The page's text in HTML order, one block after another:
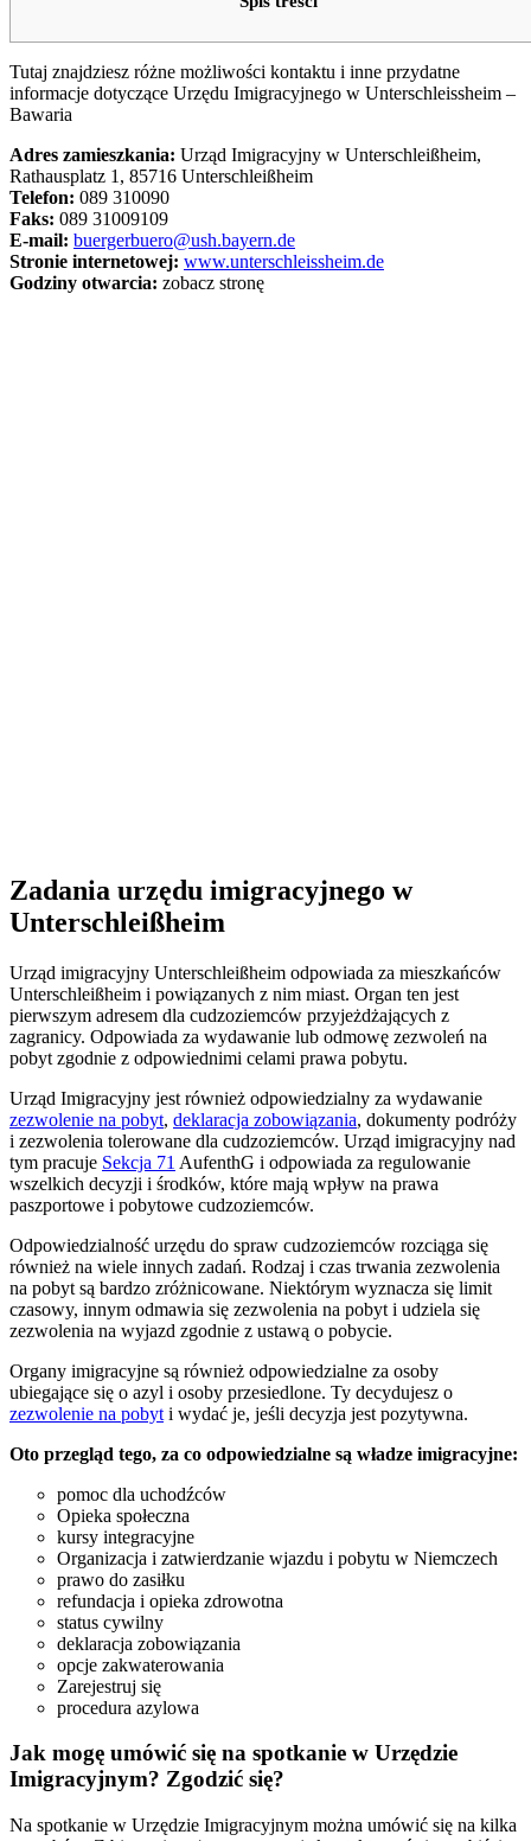
Tutaj znajdziesz różne możliwości kontaktu i inne przydatne
informacje dotyczące Urzędu Imigracyjnego w Unterschleissheim –
Bawaria
Adres zamieszkania: Urząd Imigracyjny w Unterschleißheim,
Rathausplatz 1, 85716 Unterschleißheim
Telefon: 089 310090
Faks: 089 31009109
E-mail: buergerbuero@ush.bayern.de
Stronie internetowej: www.unterschleissheim.de
Godziny otwarcia: zobacz stronę
Zadania urzędu imigracyjnego w
Unterschleißheim
Urząd imigracyjny Unterschleißheim odpowiada za mieszkańców
Unterschleißheim i powiązanych z nim miast. Organ ten jest
pierwszym adresem dla cudzoziemców przyjeżdżających z
zagranicy. Odpowiada za wydawanie lub odmowę zezwoleń na
pobyt zgodnie z odpowiednimi celami prawa pobytu.
Urząd Imigracyjny jest również odpowiedzialny za wydawanie
zezwolenie na pobyt, deklaracja zobowiązania, dokumenty podróży
i zezwolenia tolerowane dla cudzoziemców. Urząd imigracyjny nad
tym pracuje Sekcja 71 AufenthG i odpowiada za regulowanie
wszelkich decyzji i środków, które mają wpływ na prawa
paszportowe i pobytowe cudzoziemców.
Odpowiedzialność urzędu do spraw cudzoziemców rozciąga się
również na wiele innych zadań. Rodzaj i czas trwania zezwolenia
na pobyt są bardzo zróżnicowane. Niektórym wyznacza się limit
czasowy, innym odmawia się zezwolenia na pobyt i udziela się
zezwolenia na wyjazd zgodnie z ustawą o pobycie.
Organy imigracyjne są również odpowiedzialne za osoby
ubiegające się o azyl i osoby przesiedlone. Ty decydujesz o
zezwolenie na pobyt i wydać je, jeśli decyzja jest pozytywna.
Oto przegląd tego, za co odpowiedzialne są władze imigracyjne:
pomoc dla uchodźców
Opieka społeczna
kursy integracyjne
Organizacja i zatwierdzanie wjazdu i pobytu w Niemczech
prawo do zasiłku
refundacja i opieka zdrowotna
status cywilny
deklaracja zobowiązania
opcje zakwaterowania
Zarejestruj się
procedura azylowa
Jak mogę umówić się na spotkanie w Urzędzie
Imigracyjnym? Zgodzić się?
Na spotkanie w Urzędzie Imigracyjnym można umówić się na kilka